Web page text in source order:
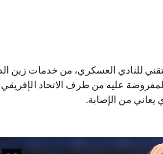
عليه من طرف الاتحاد
يعاني من الإصابة.